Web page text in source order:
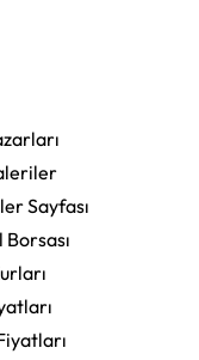
Sayfası